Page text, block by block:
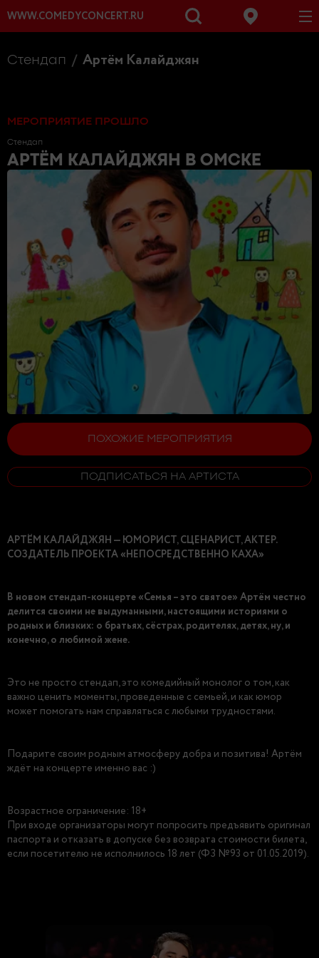
WWW.COMEDYCONCERT.RU
Стендап Артём Калайджян
МЕРОПРИЯТИЕ ПРОШЛО
Стендап
АРТЁМ КАЛАЙДЖЯН В ОМСКЕ
ПОХОЖИЕ МЕРОПРИЯТИЯ
ПОДПИСАТЬСЯ НА АРТИСТА
АРТËМ КАЛАЙДЖЯН — ЮМОРИСТ, СЦЕНАРИСТ, АКТЕР.
СОЗДАТЕЛЬ ПРОЕКТА «НЕПОСРЕДСТВЕННО КАХА»
В новом стендап-концерте «Семья – это святое» Артём честно
делится своими не выдуманными, настоящими историями о
родных и близких: о братьях, сёстрах, родителях, детях, ну, и
конечно, о любимой жене.
Это не просто стендап, это комедийный монолог о том, как
важно ценить моменты, проведенные с семьей, и как юмор
может помогать нам справляться с любыми трудностями.
Подарите своим родным атмосферу добра и позитива! Артём
ждёт на концерте именно вас :)
Возрастное ограничение: 18+
При входе организаторы могут попросить предъявить оригинал
паспорта и отказать в допуске без возврата стоимости билета,
если посетителю не исполнилось 18 лет (ФЗ №93 от 01.05.2019).